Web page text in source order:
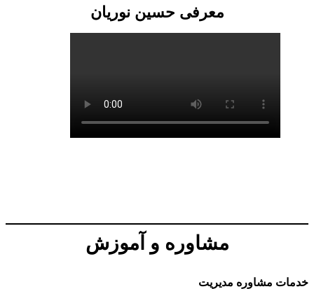
معرفی حسین نوریان
مشاوره و آموزش
خدمات مشاوره مدیریت